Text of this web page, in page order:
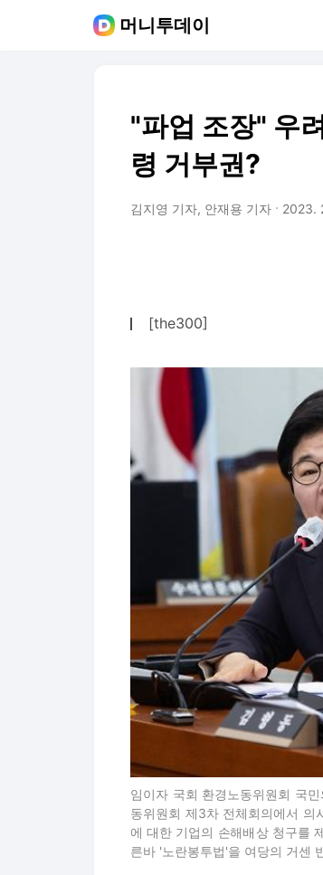
머니투데이
"파업 조장" 우
령 거부권?
김지영 기자, 안재용 기자 2023.
[the300]
임이자 국회 환경노동위원회 국
동위원회 제3차 전체회의에서 의
에 대한 기업의 손해배상 청구를
른바 '노란봉투법'을 여당의 거센